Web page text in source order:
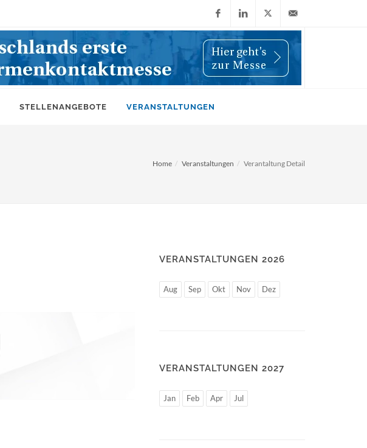
FacebookLinkedIn
X
(Twitter)
info@wiwi-
STELLENANGEBOTE VERANSTALTUNGEN
Home Veranstaltungen Verantaltung Detail
VERANSTALTUNGEN 2026
Aug Sep Okt Nov Dez
VERANSTALTUNGEN 2027
Jan Feb Apr Jul